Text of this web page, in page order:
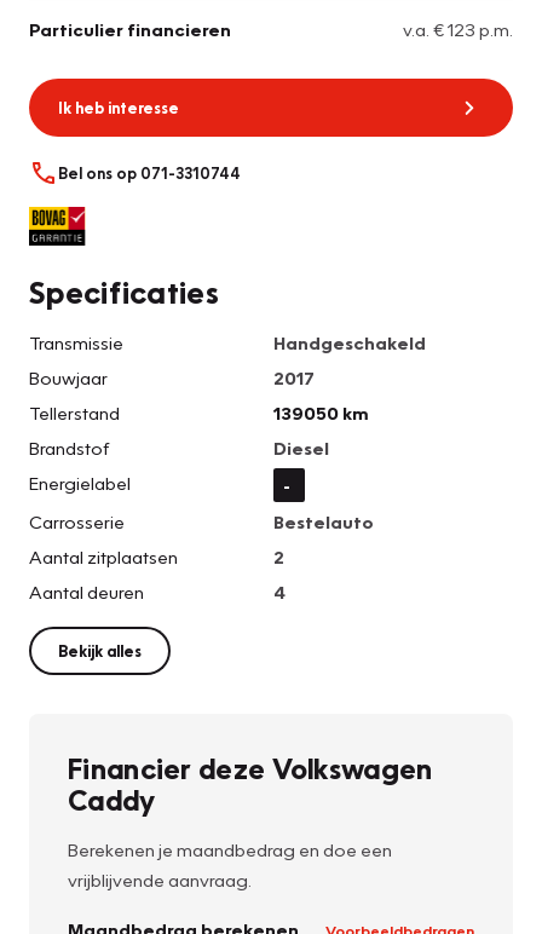
Particulier financieren v.a. € 123 p.m.
Ik heb interesse
Bel ons op 071-3310744
Specificaties
Transmissie
Handgeschakeld
Bouwjaar
2017
Tellerstand
139050 km
Brandstof
Diesel
Energielabel
-
Carrosserie
Bestelauto
Aantal zitplaatsen
2
Aantal deuren
4
Bekijk alles
Financier deze Volkswagen
Caddy
Berekenen je maandbedrag en doe een
vrijblijvende aanvraag.
Maandbedrag berekenen Voorbeeldbedragen